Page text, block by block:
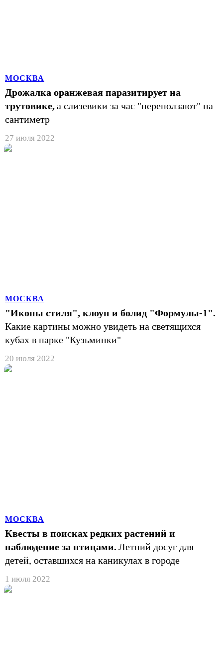
МОСКВА
Дрожалка оранжевая паразитирует на
трутовике,а слизевики за час "переползают" на
сантиметр
27 июля 2022
МОСКВА
"Иконы стиля", клоун и болид "Формулы-1".
Какие картины можно увидеть на светящихся
кубах в парке "Кузьминки"
20 июля 2022
МОСКВА
Квесты в поисках редких растений и
наблюдение за птицами. Летний досуг для
детей, оставшихся на каникулах в городе
1 июля 2022